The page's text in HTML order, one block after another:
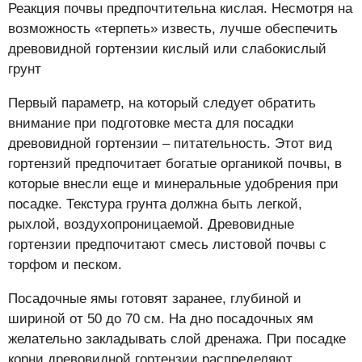
Реакция почвы предпочтительна кислая. Несмотря на
возможность «терпеть» известь, лучше обеспечить
древовидной гортензии кислый или слабокислый
грунт
Первый параметр, на который следует обратить
внимание при подготовке места для посадки
древовидной гортензии – питательность. Этот вид
гортензий предпочитает богатые органикой почвы, в
которые внесли еще и минеральные удобрения при
посадке. Текстура грунта должна быть легкой,
рыхлой, воздухопроницаемой. Древовидные
гортензии предпочитают смесь листовой почвы с
торфом и песком.
Посадочные ямы готовят заранее, глубиной и
шириной от 50 до 70 см. На дно посадочных ям
желательно закладывать слой дренажа. При посадке